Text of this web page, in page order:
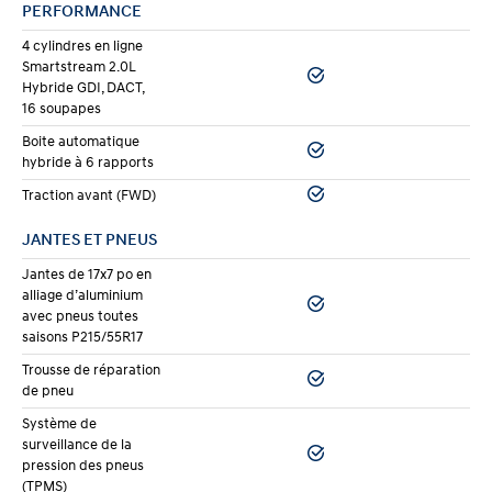
programme Roulez vert ni au programme fédéral
PAVE. Ces deux programmes réservent leur aide
financière aux véhicules
hybrides rechargeablesdotés d’une batterie d’au
moins 8 kWh, ce qui exclut les hybrides
conventionnels comme la Sonata.
L’argument économique de la Sonata Hybride repose
plutôt sur les économies à la pompe, pas sur un
rabais gouvernemental. Si l’admissibilité à une
subvention est votre priorité, notre gamme de
véhicules hybrides et électriques inclut des modèles
rechargeables qui, eux, y sont admissibles.
Réservez votre essai routier à Ste-Foy
PERFORMANCE
4 cylindres en ligne
Smartstream 2.0L
Hybride GDI, DACT,
16 soupapes
Boite automatique
hybride à 6 rapports
Traction avant (FWD)
JANTES ET PNEUS
Jantes de 17x7 po en
alliage d’aluminium
avec pneus toutes
saisons P215/55R17
Trousse de réparation
de pneu
Système de
surveillance de la
pression des pneus
(TPMS)